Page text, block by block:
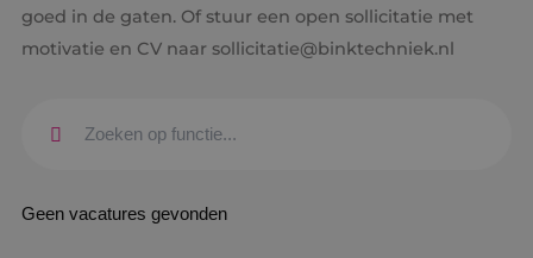
goed in de gaten. Of stuur een open sollicitatie met
motivatie en CV naar sollicitatie@binktechniek.nl
Geen vacatures gevonden